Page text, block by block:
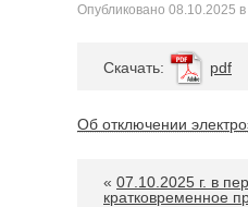
Опубликовано 08.10.2025
Cкачать: pdf
Об отключении
« 07.10.2025 г. в
кратковременное